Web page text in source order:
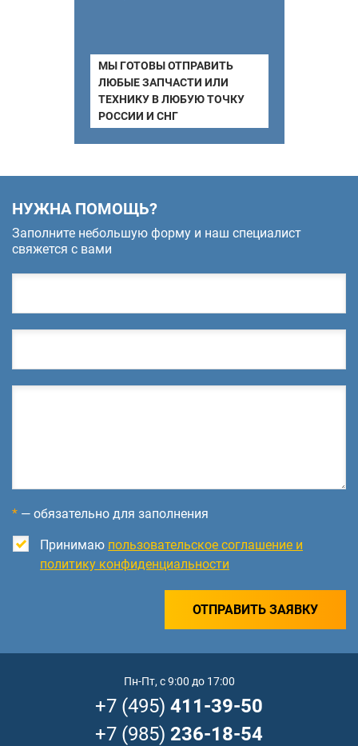
МЫ ГОТОВЫ ОТПРАВИТЬ
ЛЮБЫЕ ЗАПЧАСТИ ИЛИ
ТЕХНИКУ В ЛЮБУЮ ТОЧКУ
РОССИИ И СНГ
НУЖНА ПОМОЩЬ?
Заполните небольшую форму и наш специалист
свяжется с вами
* — обязательно для заполнения
Принимаю пользовательское соглашение и
политику конфиденциальности
ОТПРАВИТЬ ЗАЯВКУ
Пн-Пт, с 9:00 до 17:00
+7 (495) 411-39-50
+7 (985) 236-18-54